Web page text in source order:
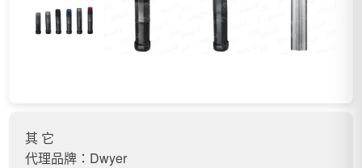
其 它
代理品牌：Dwyer